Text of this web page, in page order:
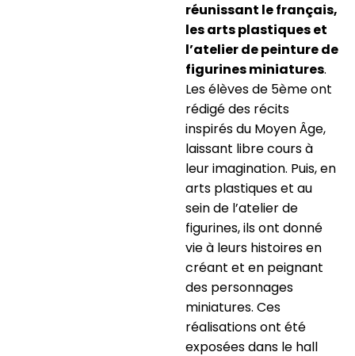
réunissant le français,
les arts plastiques et
l’atelier de peinture de
figurines miniatures.
Les élèves de 5ème ont
rédigé des récits
inspirés du Moyen Âge,
laissant libre cours à
leur imagination. Puis, en
arts plastiques et au
sein de l’atelier de
figurines, ils ont donné
vie à leurs histoires en
créant et en peignant
des personnages
miniatures. Ces
réalisations ont été
exposées dans le hall